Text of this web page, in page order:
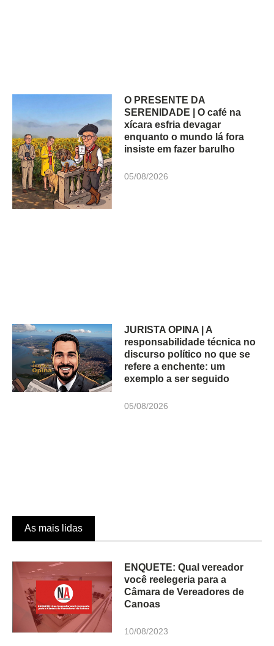
O PRESENTE DA
SERENIDADE | O café na
xícara esfria devagar
enquanto o mundo lá fora
insiste em fazer barulho
05/08/2026
JURISTA OPINA | A
responsabilidade técnica no
discurso político no que se
refere a enchente: um
exemplo a ser seguido
05/08/2026
As mais lidas
ENQUETE: Qual vereador
você reelegeria para a
Câmara de Vereadores de
Canoas
10/08/2023